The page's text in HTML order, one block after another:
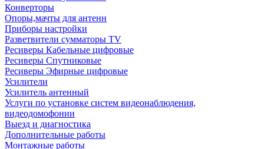
Конверторы
Опоры,мачты для антенн
Приборы настройки
Разветвители сумматоры TV
Ресиверы Кабельные цифровые
Ресиверы Спутниковые
Ресиверы Эфирные цифровые
Усилители
Усилитель антенный
Услуги по установке систем видеонаблюдения,
видеодомофонии
Выезд и диагностика
Дополнительные работы
Монтажные работы